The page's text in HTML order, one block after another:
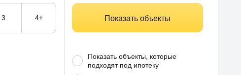
3 4+ Показать объекты
Показать объекты, которые
подходят под ипотеку